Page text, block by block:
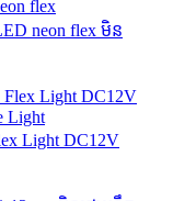
neon flex មិន
Light DC12V